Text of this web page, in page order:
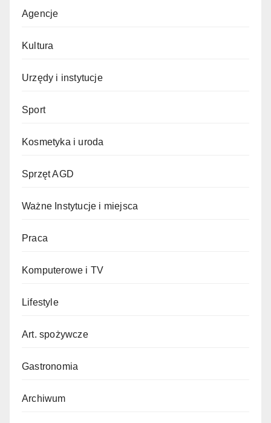
Agencje
Kultura
Urzędy i instytucje
Sport
Kosmetyka i uroda
Sprzęt AGD
Ważne Instytucje i miejsca
Praca
Komputerowe i TV
Lifestyle
Art. spożywcze
Gastronomia
Archiwum